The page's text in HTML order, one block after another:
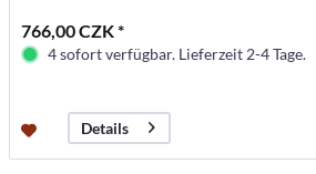
766,00 CZK *
4 sofort verfügbar. Lieferzeit 2-4 Tage.
Details